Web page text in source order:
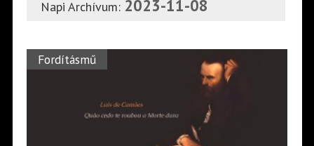
Napi Archívum: 2023-11-08
Fordításmű